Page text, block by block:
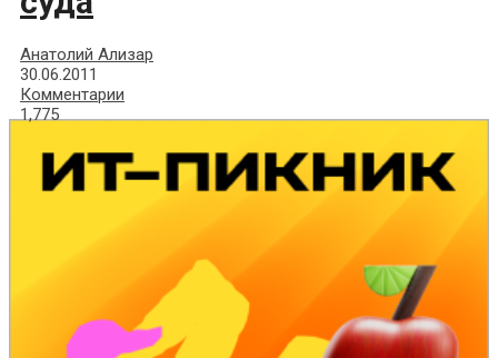
Анатолий Ализар
30.06.2011
Комментарии
1,775